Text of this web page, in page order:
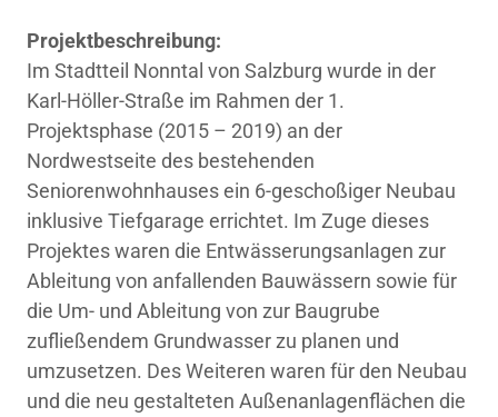
Projektbeschreibung:
Im Stadtteil Nonntal von Salzburg wurde in der
Karl-Höller-Straße im Rahmen der 1.
Projektsphase (2015 – 2019) an der
Nordwestseite des bestehenden
Seniorenwohnhauses ein 6-geschoßiger Neubau
inklusive Tiefgarage errichtet. Im Zuge dieses
Projektes waren die Entwässerungsanlagen zur
Ableitung von anfallenden Bauwässern sowie für
die Um- und Ableitung von zur Baugrube
zufließendem Grundwasser zu planen und
umzusetzen. Des Weiteren waren für den Neubau
und die neu gestalteten Außenanlagenflächen die